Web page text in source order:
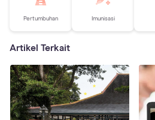
Pertumbuhan Imunisasi
Artikel Terkait